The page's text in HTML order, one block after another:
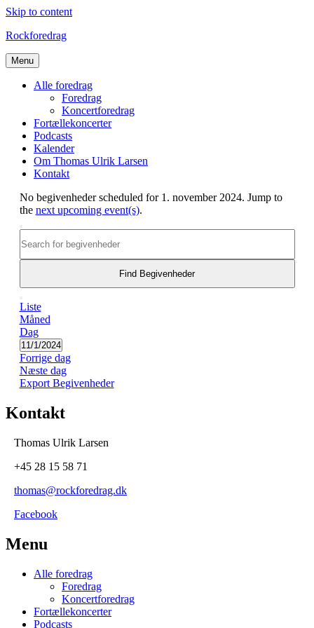
Skip to content
Rockforedrag
Menu
Alle foredrag
Foredrag
Koncertforedrag
Fortællekoncerter
Podcasts
Kalender
Om Thomas Ulrik Larsen
Kontakt
No begivenheder scheduled for 1. november 2024. Jump to
the next upcoming event(s).
Begivenheder
Search
and
Views
Navigation
Søg
efter
Keyword.
Search
Begivenheder
Keyword.
Find Begivenheder
Views
Navigation
Dag
Liste
Måned
Dag
11/1/2024Vælg
dato
Forrige dag
Næste dag
Export Begivenheder
Kontakt
Thomas Ulrik Larsen
+45 28 15 58 71
thomas@rockforedrag.dk
Facebook
Menu
Alle foredrag
Foredrag
Koncertforedrag
Fortællekoncerter
Podcasts